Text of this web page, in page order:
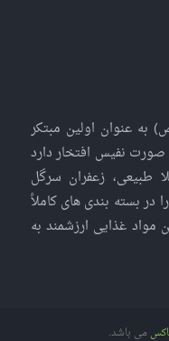
عنوان اولین مبتکر
صورت نفیس افتخار دارد
طبیعی، زعفران سرگل
در بسته بندی های کاملاً
غذایی ارزشمند به
می باشد.